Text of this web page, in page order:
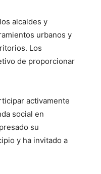
alcaldes y
urbanos y
Los
de proporcionar
activamente
social en
su
y ha invitado a